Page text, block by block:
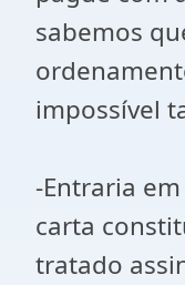
sabemos
impossível
-Entraria
carta
tratado